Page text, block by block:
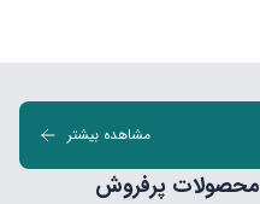
مشاهده بیشتر
محصولات پرفروش